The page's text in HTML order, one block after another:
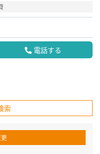
電話する
索